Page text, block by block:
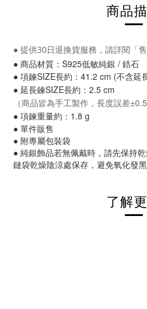
商品
● 提供30日退換貨服務，請詳閱「售
● 商品材質：S925低敏純銀 / 鋯石
● 項鍊SIZE長約：41.2 cm (不含延
● 延長鍊SIZE長約：2.5 cm
（商品皆為手工製作，長度誤差
● 項鍊重量約：1.8 g
● 單件販售
● 附專屬包裝袋
● 純銀飾品若無佩戴時，請先保持
鏈袋乾燥陰涼處保存，避免氧化發黑
了解